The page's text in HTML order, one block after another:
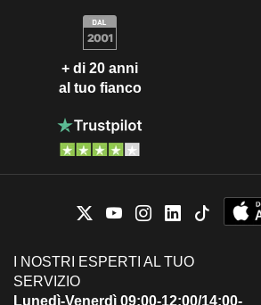
+ di 20 anni
al tuo fianco
I NOSTRI ESPERTI AL TUO
SERVIZIO
Lunedì-Venerdì 09:00-12:00/14:00-